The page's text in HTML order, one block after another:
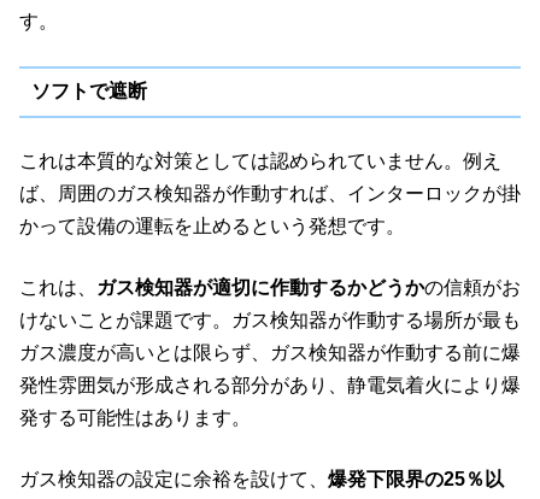
す。
ソフトで遮断
これは本質的な対策としては認められていません。例え
ば、周囲のガス検知器が作動すれば、インターロックが掛
かって設備の運転を止めるという発想です。
これは、 ガス検知器が適切に作動するかどうかの信頼がお
けないことが課題です。ガス検知器が作動する場所が最も
ガス濃度が高いとは限らず、ガス検知器が作動する前に爆
発性雰囲気が形成される部分があり、静電気着火により爆
発する可能性はあります。
ガス検知器の設定に余裕を設けて、 爆発下限界の25％以